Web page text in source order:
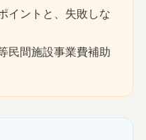
イントと、失敗しな
民間施設事業費補助